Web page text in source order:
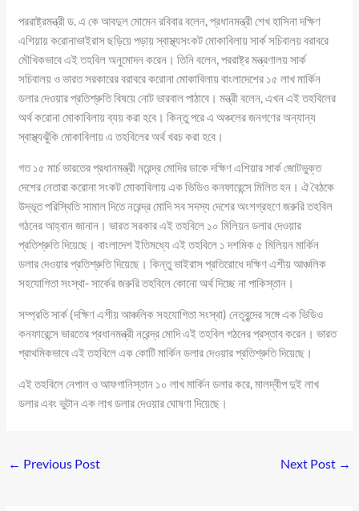
পররাষ্ট্রমন্ত্রী ড. এ কে আবদুল মোমেন রবিবার বলেন, প্রধানমন্ত্রী শেখ হাসিনা দক্ষিণ
এশিয়ায় করোনাভাইরাস ছড়িয়ে পড়ায় স্বাস্থ্যসংকট মোকাবিলায় সার্ক সচিবালয় বরাবরে
মৌখিকভাবে এই তহবিল অনুমোদন করেন। তিনি বলেন, পররাষ্ট্র মন্ত্রণালয় সার্ক
সচিবালয় ও ভারত সরকারের বরাবরে করোনা মোকাবিলায় বাংলাদেশের ১৫ লাখ মার্কিন
ডলার দেওয়ার প্রতিশ্রুতি বিষয়ে নোট ভারবাল পাঠাবে। মন্ত্রী বলেন, এখন এই তহবিলের
অর্থ করোনা মোকাবিলায় ব্যয় করা হবে। কিন্তু পরে এ অঞ্চলের জনগণের অন্যান্য
স্বাস্থ্যঝুঁকি মোকাবিলায় এ তহবিলের অর্থ খরচ করা হবে।
গত ১৫ মার্চ ভারতের প্রধানমন্ত্রী নরেন্দ্র মোদির ডাকে দক্ষিণ এশিয়ার সার্ক জোটভুক্ত
দেশের নেতারা করোনা সংকট মোকাবিলায় এক ভিডিও কনফারেন্সে মিলিত হন। ঐ বৈঠকে
উদ্ভূত পরিস্থিতি সামাল দিতে নরেন্দ্র মোদি সব সদস্য দেশের অংশগ্রহণে জরুরি তহবিল
গঠনের আহ্বান জানান। ভারত সরকার এই তহবিলে ১০ মিলিয়ন ডলার দেওয়ার
প্রতিশ্রুতি দিয়েছে। বাংলাদেশ ইতিমধ্যে এই তহবিলে ১ দশমিক ৫ মিলিয়ন মার্কিন
ডলার দেওয়ার প্রতিশ্রুতি দিয়েছে। কিন্তু ভাইরাস প্রতিরোধে দক্ষিণ এশীয় আঞ্চলিক
সহযোগিতা সংস্থা- সার্কের জরুরি তহবিলে কোনো অর্থ দিচ্ছে না পাকিস্তান।
সম্প্রতি সার্ক (দক্ষিণ এশীয় আঞ্চলিক সহযোগিতা সংস্থা) নেতৃবৃন্দের সঙ্গে এক ভিডিও
কনফারেন্সে ভারতের প্রধানমন্ত্রী নরেন্দ্র মোদি এই তহবিল গঠনের প্রস্তাব করেন। ভারত
প্রাথমিকভাবে এই তহবিলে এক কোটি মার্কিন ডলার দেওয়ার প্রতিশ্রুতি দিয়েছে।
এই তহবিলে নেপাল ও আফগানিস্তান ১০ লাখ মার্কিন ডলার করে, মালদ্বীপ দুই লাখ
ডলার এবং ভুটান এক লাখ ডলার দেওয়ার ঘোষণা দিয়েছে।
← Previous Post Next Post →